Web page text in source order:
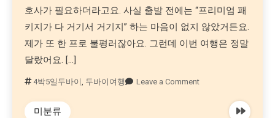
호사가 필요하더라고요. 사실 출발 전에는 “프리미엄 패
키지가 다 거기서 거기지” 하는 마음이 없지 않았거든요.
제가 또 한 프로 불평러잖아요. 그런데 이번 여행은 정말
달랐어요. […]
4박5일두바이, 두바이여행 Leave a Comment
미분류